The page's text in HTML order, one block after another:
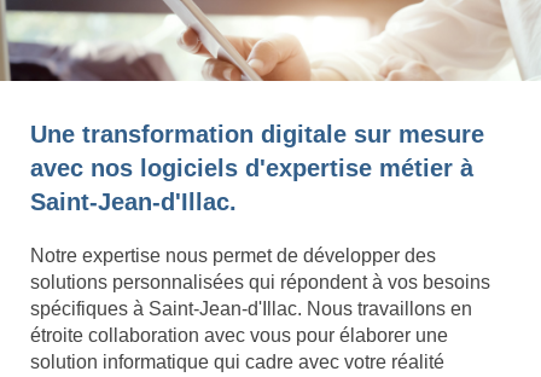
Une transformation digitale sur mesure
avec nos logiciels d'expertise métier à
Saint-Jean-d'Illac.
Notre expertise nous permet de développer des
solutions personnalisées qui répondent à vos besoins
spécifiques à Saint-Jean-d'Illac. Nous travaillons en
étroite collaboration avec vous pour élaborer une
solution informatique qui cadre avec votre réalité